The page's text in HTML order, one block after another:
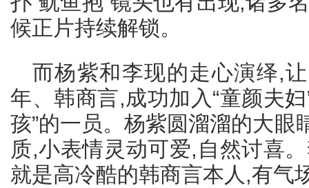
候正片持续解锁。
而杨紫和李现的走心演绎,
年、韩商言,成功加入“童颜夫
孩”的一员。杨紫圆溜溜的大眼
质,小表情灵动可爱,自然讨喜
就是高冷酷的韩商言本人,有气